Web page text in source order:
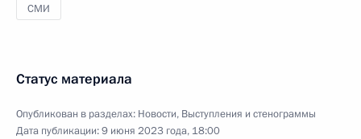
СМИ
Статус материала
Опубликован в разделах: Новости, Выступления и стенограммы
Дата публикации:9 июня 2023 года, 18:00